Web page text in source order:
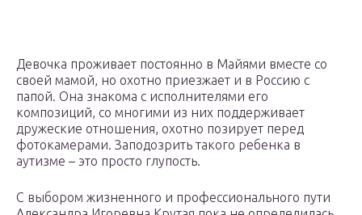
Девочка проживает постоянно в Майями вместе со
своей мамой, но охотно приезжает и в Россию с
папой. Она знакома с исполнителями его
композиций, со многими из них поддерживает
дружеские отношения, охотно позирует перед
фотокамерами. Заподозрить такого ребенка в
аутизме – это просто глупость.
С выбором жизненного и профессионального пути